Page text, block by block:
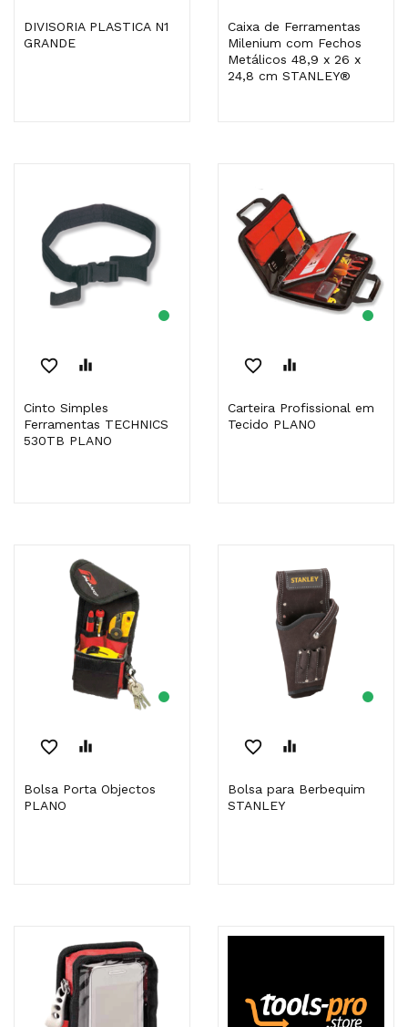
DIVISORIA PLASTICA N1
GRANDE
Caixa de Ferramentas
Milenium com Fechos
Metálicos 48,9 x 26 x
24,8 cm STANLEY®
favorite_border equalizer
Cinto Simples
Ferramentas TECHNICS
530TB PLANO
favorite_border equalizer
Carteira Profissional em
Tecido PLANO
favorite_border equalizer
Bolsa Porta Objectos
PLANO
favorite_border equalizer
Bolsa para Berbequim
STANLEY